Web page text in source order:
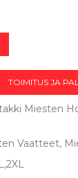
TOIMITUS JA
Miesten
Vaatteet,